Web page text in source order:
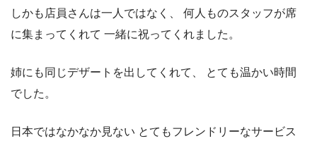
しかも店員さんは一人ではなく、 何人ものスタッフが席
に集まってくれて 一緒に祝ってくれました。
姉にも同じデザートを出してくれて、 とても温かい時間
でした。
日本ではなかなか見ない とてもフレンドリーなサービス